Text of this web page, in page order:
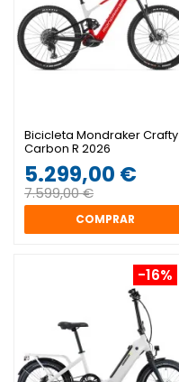
Bicicleta Mondraker Crafty
Carbon R 2026
5.299,00 €
7.599,00 €
COMPRAR
-16%